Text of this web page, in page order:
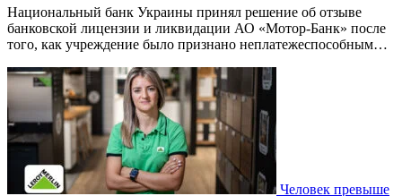
Национальный банк Украины принял решение об отзыве
банковской лицензии и ликвидации АО «Мотор-Банк» после
того, как учреждение было признано неплатежеспособным…
Человек превыше